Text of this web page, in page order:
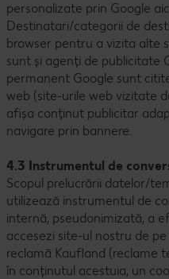
personalizate prin Google
Destinatari/categorii de
browser pentru a vizita alte
sunt și agenți de publicitate
permanent Google sunt
web (site-urile web vizitate
afișa conținut publicitar
navigare prin bannere.
4.3 Instrumentul de
Scopul prelucrării datelor/
utilizează instrumentul de
internă, pseudonimizată, a
accesezi site-ul nostru de
reclamă Kaufland (reclame
în conținutul acestuia, un